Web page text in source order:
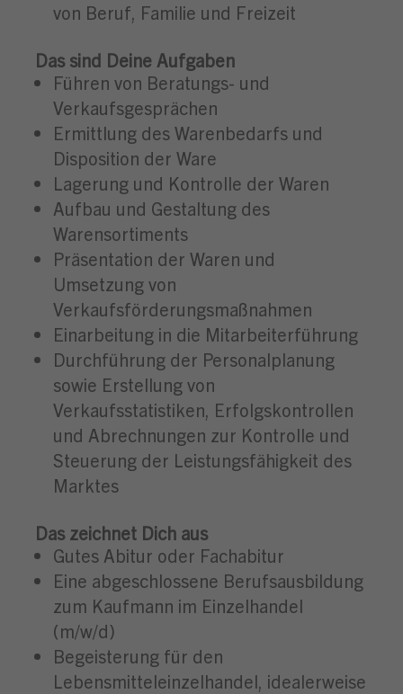
von Beruf, Familie und Freizeit
Das sind Deine Aufgaben
Führen von Beratungs- und
Verkaufsgesprächen
Ermittlung des Warenbedarfs und
Disposition der Ware
Lagerung und Kontrolle der Waren
Aufbau und Gestaltung des
Warensortiments
Präsentation der Waren und
Umsetzung von
Verkaufsförderungsmaßnahmen
Einarbeitung in die Mitarbeiterführung
Durchführung der Personalplanung
sowie Erstellung von
Verkaufsstatistiken, Erfolgskontrollen
und Abrechnungen zur Kontrolle und
Steuerung der Leistungsfähigkeit des
Marktes
Das zeichnet Dich aus
Gutes Abitur oder Fachabitur
Eine abgeschlossene Berufsausbildung
zum Kaufmann im Einzelhandel
(m/w/d)
Begeisterung für den
Lebensmitteleinzelhandel, idealerweise